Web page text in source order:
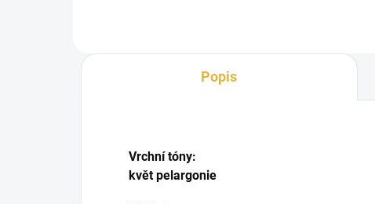
Popis
Vrchní tóny:
květ pelargonie